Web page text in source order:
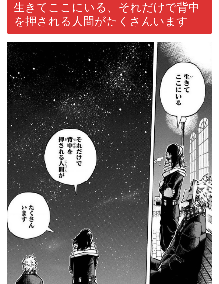
生きてここにいる、それだけで背中
を押される人間がたくさんいます